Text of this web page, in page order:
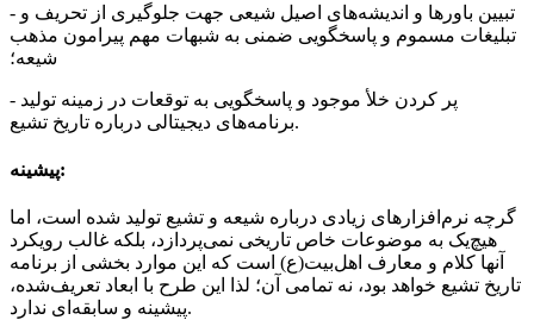
- تبیین باورها و اندیشه‌های اصیل شیعی جهت جلوگیری از تحریف و
تبلیغات مسموم و پاسخگویی ضمنی به شبهات مهم پیرامون مذهب
شیعه؛
- پر کردن خلأ موجود و پاسخگویی به توقعات در زمینه تولید
برنامه‌های دیجیتالی درباره تاریخ تشیع.
پیشینه:
گرچه نرم‌افزارهای زیادی درباره شیعه و تشیع تولید شده است، ‌اما
هیچ‌یک به موضوعات خاص تاریخی نمی‌پردازد، بلکه غالب رویکرد
آنها کلام و معارف اهل‌بیت(ع) است که این موارد بخشی از برنامه
تاریخ تشیع خواهد بود، نه تمامی آن؛ لذا این طرح‌ با ابعاد تعریف‌شده،
پیشینه و سابقه‌ای ندارد.